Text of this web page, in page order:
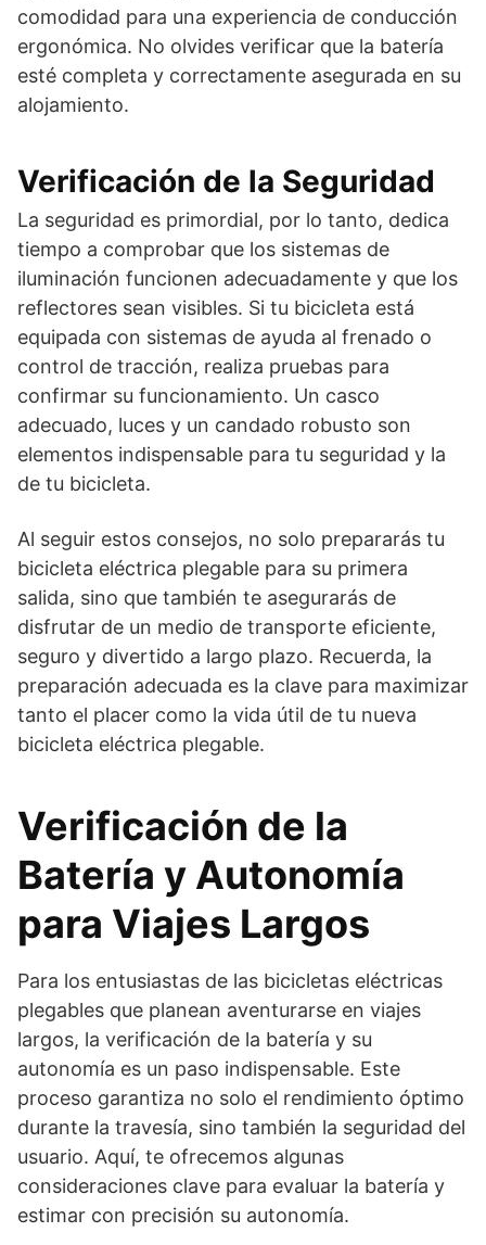
comodidad para una experiencia de conducción
ergonómica. No olvides verificar que la batería
esté completa y correctamente asegurada en su
alojamiento.
Verificación de la Seguridad
La seguridad es primordial, por lo tanto, dedica
tiempo a comprobar que los sistemas de
iluminación funcionen adecuadamente y que los
reflectores sean visibles. Si tu bicicleta está
equipada con sistemas de ayuda al frenado o
control de tracción, realiza pruebas para
confirmar su funcionamiento. Un casco
adecuado, luces y un candado robusto son
elementos indispensable para tu seguridad y la
de tu bicicleta.
Al seguir estos consejos, no solo prepararás tu
bicicleta eléctrica plegable para su primera
salida, sino que también te asegurarás de
disfrutar de un medio de transporte eficiente,
seguro y divertido a largo plazo. Recuerda, la
preparación adecuada es la clave para maximizar
tanto el placer como la vida útil de tu nueva
bicicleta eléctrica plegable.
Verificación de la
Batería y Autonomía
para Viajes Largos
Para los entusiastas de las bicicletas eléctricas
plegables que planean aventurarse en viajes
largos, la verificación de la batería y su
autonomía es un paso indispensable. Este
proceso garantiza no solo el rendimiento óptimo
durante la travesía, sino también la seguridad del
usuario. Aquí, te ofrecemos algunas
consideraciones clave para evaluar la batería y
estimar con precisión su autonomía.